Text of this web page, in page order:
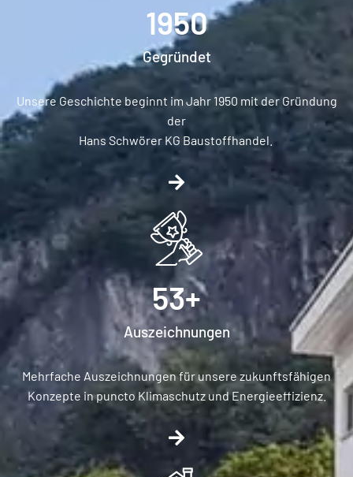
Gegründet
1950
Unsere Geschichte beginnt im Jahr 1950 mit der Gründung
der
Hans Schwörer KG Baustoffhandel.
Auszeichnungen​
53+
Mehrfache Auszeichnungen für unsere zukunftsfähigen
Konzepte in puncto Klimaschutz und Energieeffizienz.